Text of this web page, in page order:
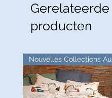
Gerelateerde
producten